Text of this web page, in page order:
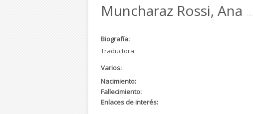
Muncharaz Rossi, Ana
Biografía:
Traductora
Varios:
Nacimiento:
Fallecimiento:
Enlaces de interés: